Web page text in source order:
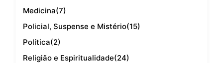
Medicina(7)
Policial, Suspense e Mistério(15)
Política(2)
Religião e Espiritualidade(24)